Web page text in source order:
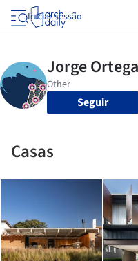
Iniciar sessão
Seguir
Casas